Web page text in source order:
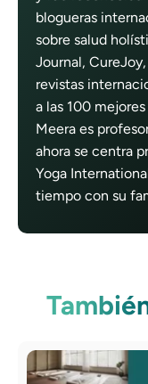
blogueras
sobre salud
Journal,
revistas
a las 100
Meera es
ahora se centra
Yoga
tiempo con su